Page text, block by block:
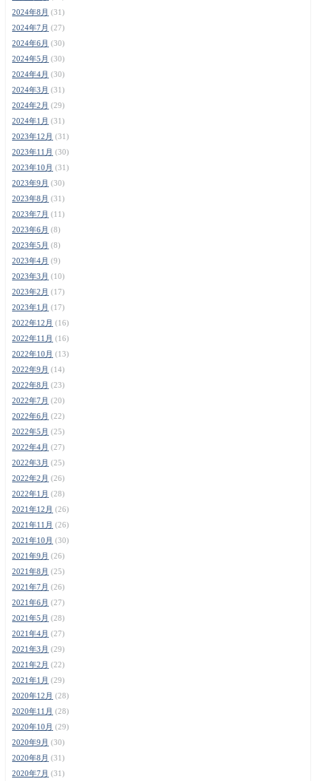
2024年8月 (31)
2024年7月 (27)
2024年6月 (30)
2024年5月 (30)
2024年4月 (30)
2024年3月 (31)
2024年2月 (29)
2024年1月 (31)
2023年12月 (31)
2023年11月 (30)
2023年10月 (31)
2023年9月 (30)
2023年8月 (31)
2023年7月 (11)
2023年6月 (8)
2023年5月 (8)
2023年4月 (9)
2023年3月 (10)
2023年2月 (17)
2023年1月 (17)
2022年12月 (16)
2022年11月 (16)
2022年10月 (13)
2022年9月 (14)
2022年8月 (23)
2022年7月 (20)
2022年6月 (22)
2022年5月 (25)
2022年4月 (27)
2022年3月 (25)
2022年2月 (26)
2022年1月 (28)
2021年12月 (26)
2021年11月 (26)
2021年10月 (30)
2021年9月 (26)
2021年8月 (25)
2021年7月 (26)
2021年6月 (27)
2021年5月 (28)
2021年4月 (27)
2021年3月 (29)
2021年2月 (22)
2021年1月 (29)
2020年12月 (28)
2020年11月 (28)
2020年10月 (29)
2020年9月 (30)
2020年8月 (31)
2020年7月 (31)